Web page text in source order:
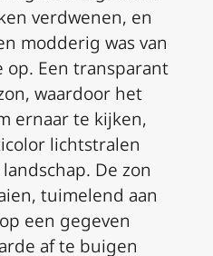
verdwenen, en
modderig was van
Een transparant
waardoor het
ernaar te kijken,
lichtstralen
De zon
tuimelend aan
een gegeven
af te buigen